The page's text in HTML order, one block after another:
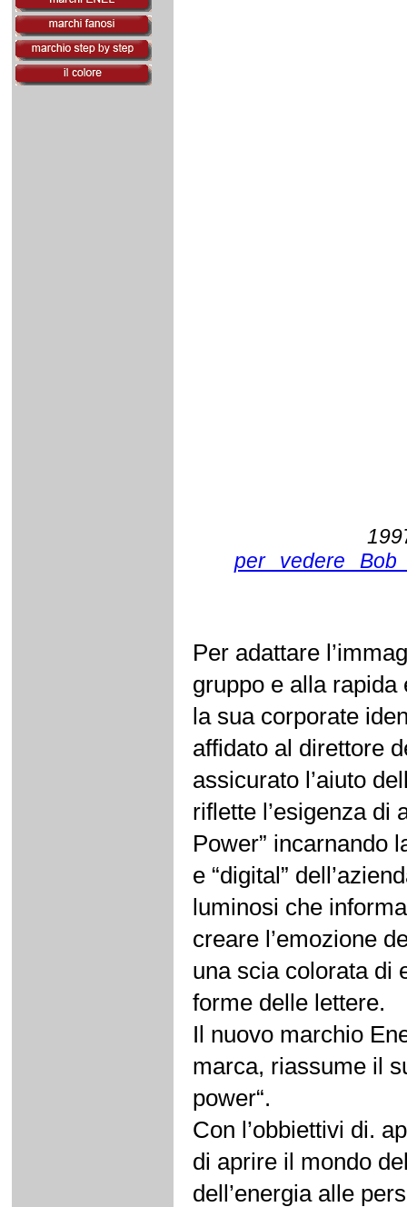
per vedere
Per adattare
gruppo e alla
la sua corporate
affidato al direttore
assicurato l’aiuto
riflette l’esigenza di
Power” incarnando
e “digital”
luminosi che
creare l’emozione
una scia colorata di
forme delle lettere.
Il nuovo marchio
marca, riassume il
power“.
Con l’obbiettivi di.
di aprire il mondo
dell’energia alle